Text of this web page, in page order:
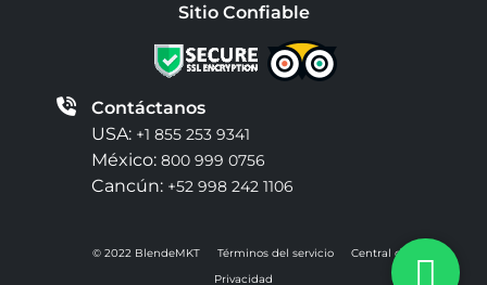
Sitio Confiable
Contáctanos
USA: +1 855 253 9341
México: 800 999 0756
Cancún: +52 998 242 1106
© 2022 BlendeMKT Términos del servicio
Central de
Privacidad